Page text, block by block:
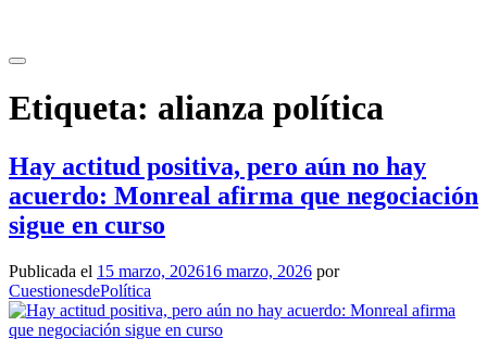
Etiqueta: alianza política
Hay actitud positiva, pero aún no hay
acuerdo: Monreal afirma que negociación
sigue en curso
Publicada el 15 marzo, 202616 marzo, 2026 por
CuestionesdePolítica